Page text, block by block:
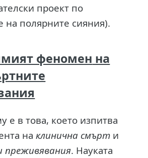
проект по
на полярните сияния).
феномен на
е в това, което изпитва
наклинична смърт и
преживявания. Науката